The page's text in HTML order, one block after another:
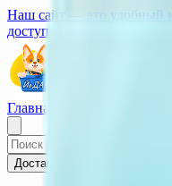
Наш сайт — это удобный
доступен в нашем
Главная
Доставка